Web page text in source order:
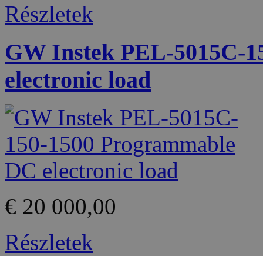
Részletek
GW Instek PEL-5015C-
electronic load
€ 20 000,00
Részletek